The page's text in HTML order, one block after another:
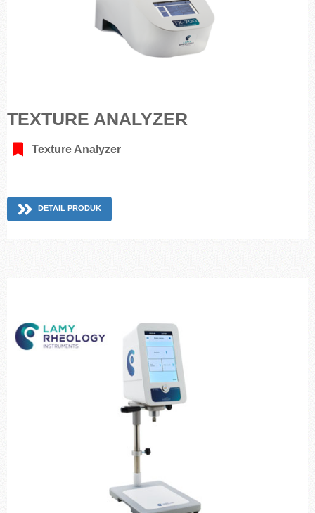
TEXTURE ANALYZER
Texture Analyzer
DETAIL PRODUK